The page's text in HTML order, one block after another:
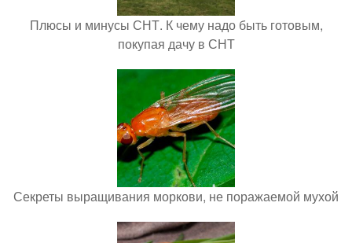
Плюсы и минусы СНТ. К чему надо быть готовым,
покупая дачу в СНТ
Секреты выращивания моркови, не поражаемой мухой